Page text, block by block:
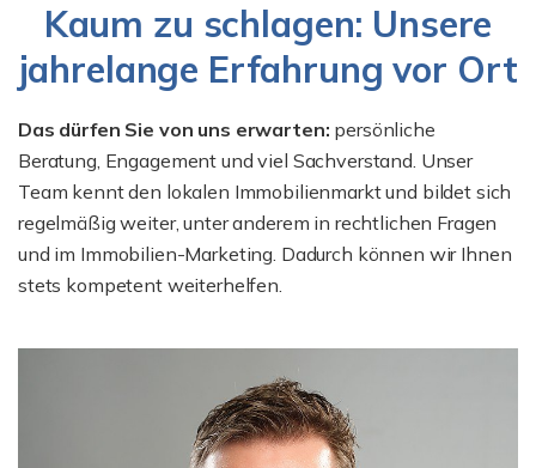
Kaum zu schlagen: Unsere
jahrelange Erfahrung vor Ort
Das dürfen Sie von uns erwarten: persönliche
Beratung, Engagement und viel Sachverstand. Unser
Team kennt den lokalen Immobilienmarkt und bildet sich
regelmäßig weiter, unter anderem in rechtlichen Fragen
und im Immobilien-Marketing. Dadurch können wir Ihnen
stets kompetent weiterhelfen.